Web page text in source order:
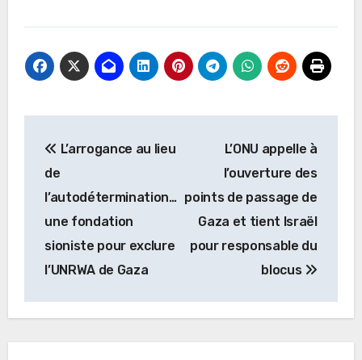
de
l’article
L’arrogance au lieu
de
l’autodétermination…
une fondation
sioniste pour exclure
l’UNRWA de Gaza
L’ONU appelle à
l’ouverture des
points de passage de
Gaza et tient Israël
pour responsable du
blocus